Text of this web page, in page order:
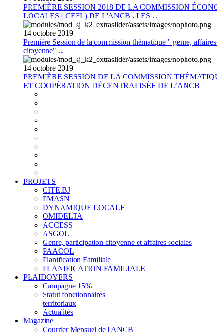
PREMIÈRE SESSION 2018 DE LA COMMISSION
LOCALES ( CEFL) DE L'ANCB : LES ...
14 octobre 2019
Première Session de la commission thématique " genre,
citoyenne" ...
14 octobre 2019
PREMIÈRE SESSION DE LA COMMISSION
ET COOPÉRATION DÉCENTRALISÉE DE L’ANCB
PROJETS
CITE.BJ
PMASN
DYNAMIQUE LOCALE
OMIDELTA
ACCESS
ASGOL
Genre, participation citoyenne et affaires sociales
PAACOL
Planification Familiale
PLANIFICATION FAMILIALE
PLAIDOYERS
Campagne 15%
Statut fonctionnaires
territoriaux
Actualités
Magazine
Courrier Mensuel de l'ANCB